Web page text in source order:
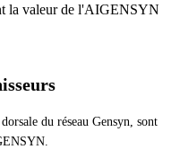
la valeur de l'AIGENSYN
du réseau Gensyn, sont